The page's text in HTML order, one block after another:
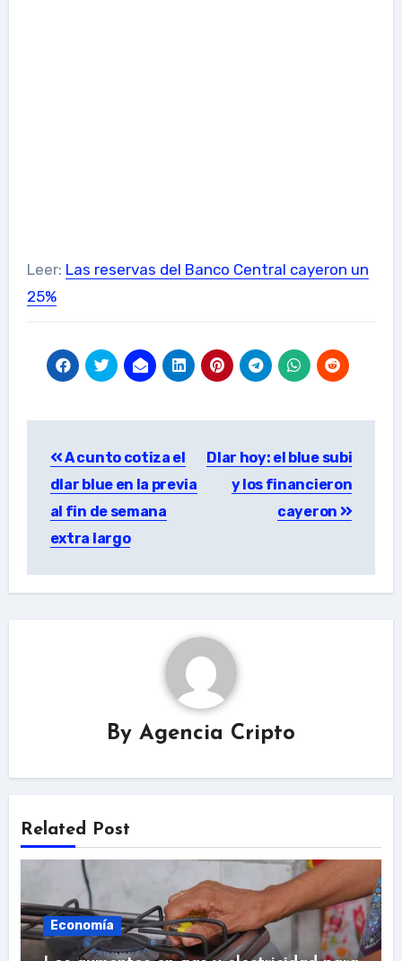
Leer: Las reservas del Banco Central cayeron un
25%
navigation
A cunto cotiza el
dlar blue en la previa
al fin de semana
extra largo
Dlar hoy: el blue subi
y los financieron
cayeron
By Agencia Cripto
Related Post
Economía